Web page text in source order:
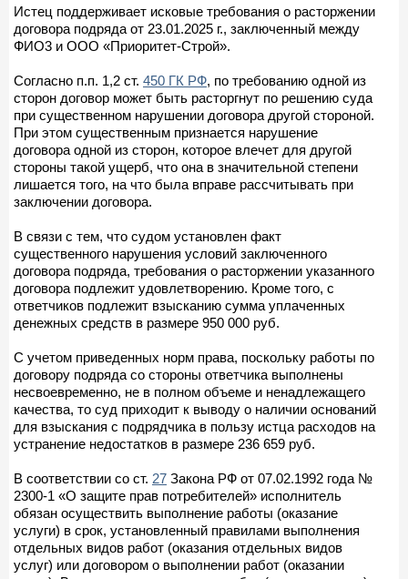
Истец поддерживает исковые требования о расторжении
договора подряда от 23.01.2025 г., заключенный между
ФИО3 и ООО «Приоритет-Строй».
Согласно п.п. 1,2 ст. 450 ГК РФ, по требованию одной из
сторон договор может быть расторгнут по решению суда
при существенном нарушении договора другой стороной.
При этом существенным признается нарушение
договора одной из сторон, которое влечет для другой
стороны такой ущерб, что она в значительной степени
лишается того, на что была вправе рассчитывать при
заключении договора.
В связи с тем, что судом установлен факт
существенного нарушения условий заключенного
договора подряда, требования о расторжении указанного
договора подлежит удовлетворению. Кроме того, с
ответчиков подлежит взысканию сумма уплаченных
денежных средств в размере 950 000 руб.
С учетом приведенных норм права, поскольку работы по
договору подряда со стороны ответчика выполнены
несвоевременно, не в полном объеме и ненадлежащего
качества, то суд приходит к выводу о наличии оснований
для взыскания с подрядчика в пользу истца расходов на
устранение недостатков в размере 236 659 руб.
В соответствии со ст. 27 Закона РФ от 07.02.1992 года №
2300-1 «О защите прав потребителей» исполнитель
обязан осуществить выполнение работы (оказание
услуги) в срок, установленный правилами выполнения
отдельных видов работ (оказания отдельных видов
услуг) или договором о выполнении работ (оказании